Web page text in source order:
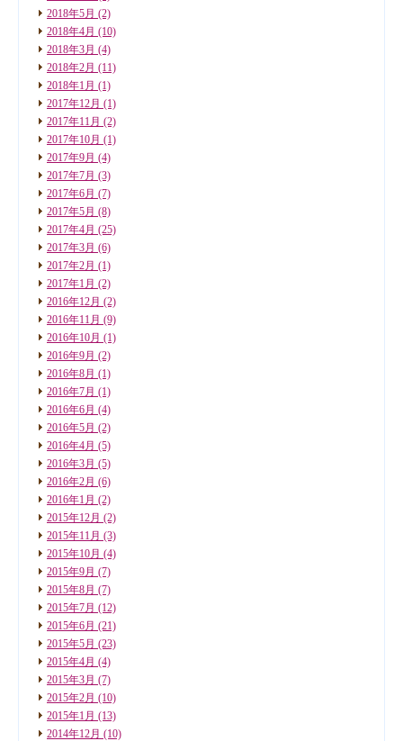
2018年5月 (2)
2018年4月 (10)
2018年3月 (4)
2018年2月 (11)
2018年1月 (1)
2017年12月 (1)
2017年11月 (2)
2017年10月 (1)
2017年9月 (4)
2017年7月 (3)
2017年6月 (7)
2017年5月 (8)
2017年4月 (25)
2017年3月 (6)
2017年2月 (1)
2017年1月 (2)
2016年12月 (2)
2016年11月 (9)
2016年10月 (1)
2016年9月 (2)
2016年8月 (1)
2016年7月 (1)
2016年6月 (4)
2016年5月 (2)
2016年4月 (5)
2016年3月 (5)
2016年2月 (6)
2016年1月 (2)
2015年12月 (2)
2015年11月 (3)
2015年10月 (4)
2015年9月 (7)
2015年8月 (7)
2015年7月 (12)
2015年6月 (21)
2015年5月 (23)
2015年4月 (4)
2015年3月 (7)
2015年2月 (10)
2015年1月 (13)
2014年12月 (10)